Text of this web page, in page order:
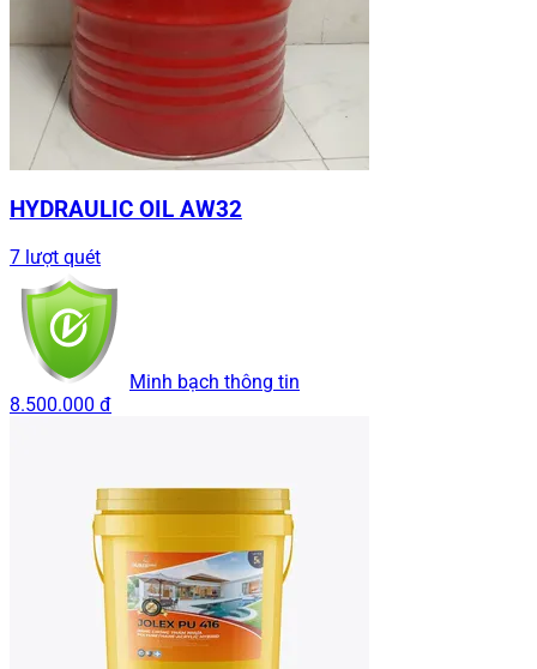
HYDRAULIC OIL AW32
7 lượt quét
Minh bạch thông tin
8.500.000 đ